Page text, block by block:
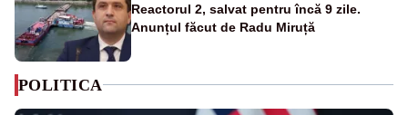
Reactorul 2, salvat pentru încă 9 zile.
Anunțul făcut de Radu Miruță
POLITICA